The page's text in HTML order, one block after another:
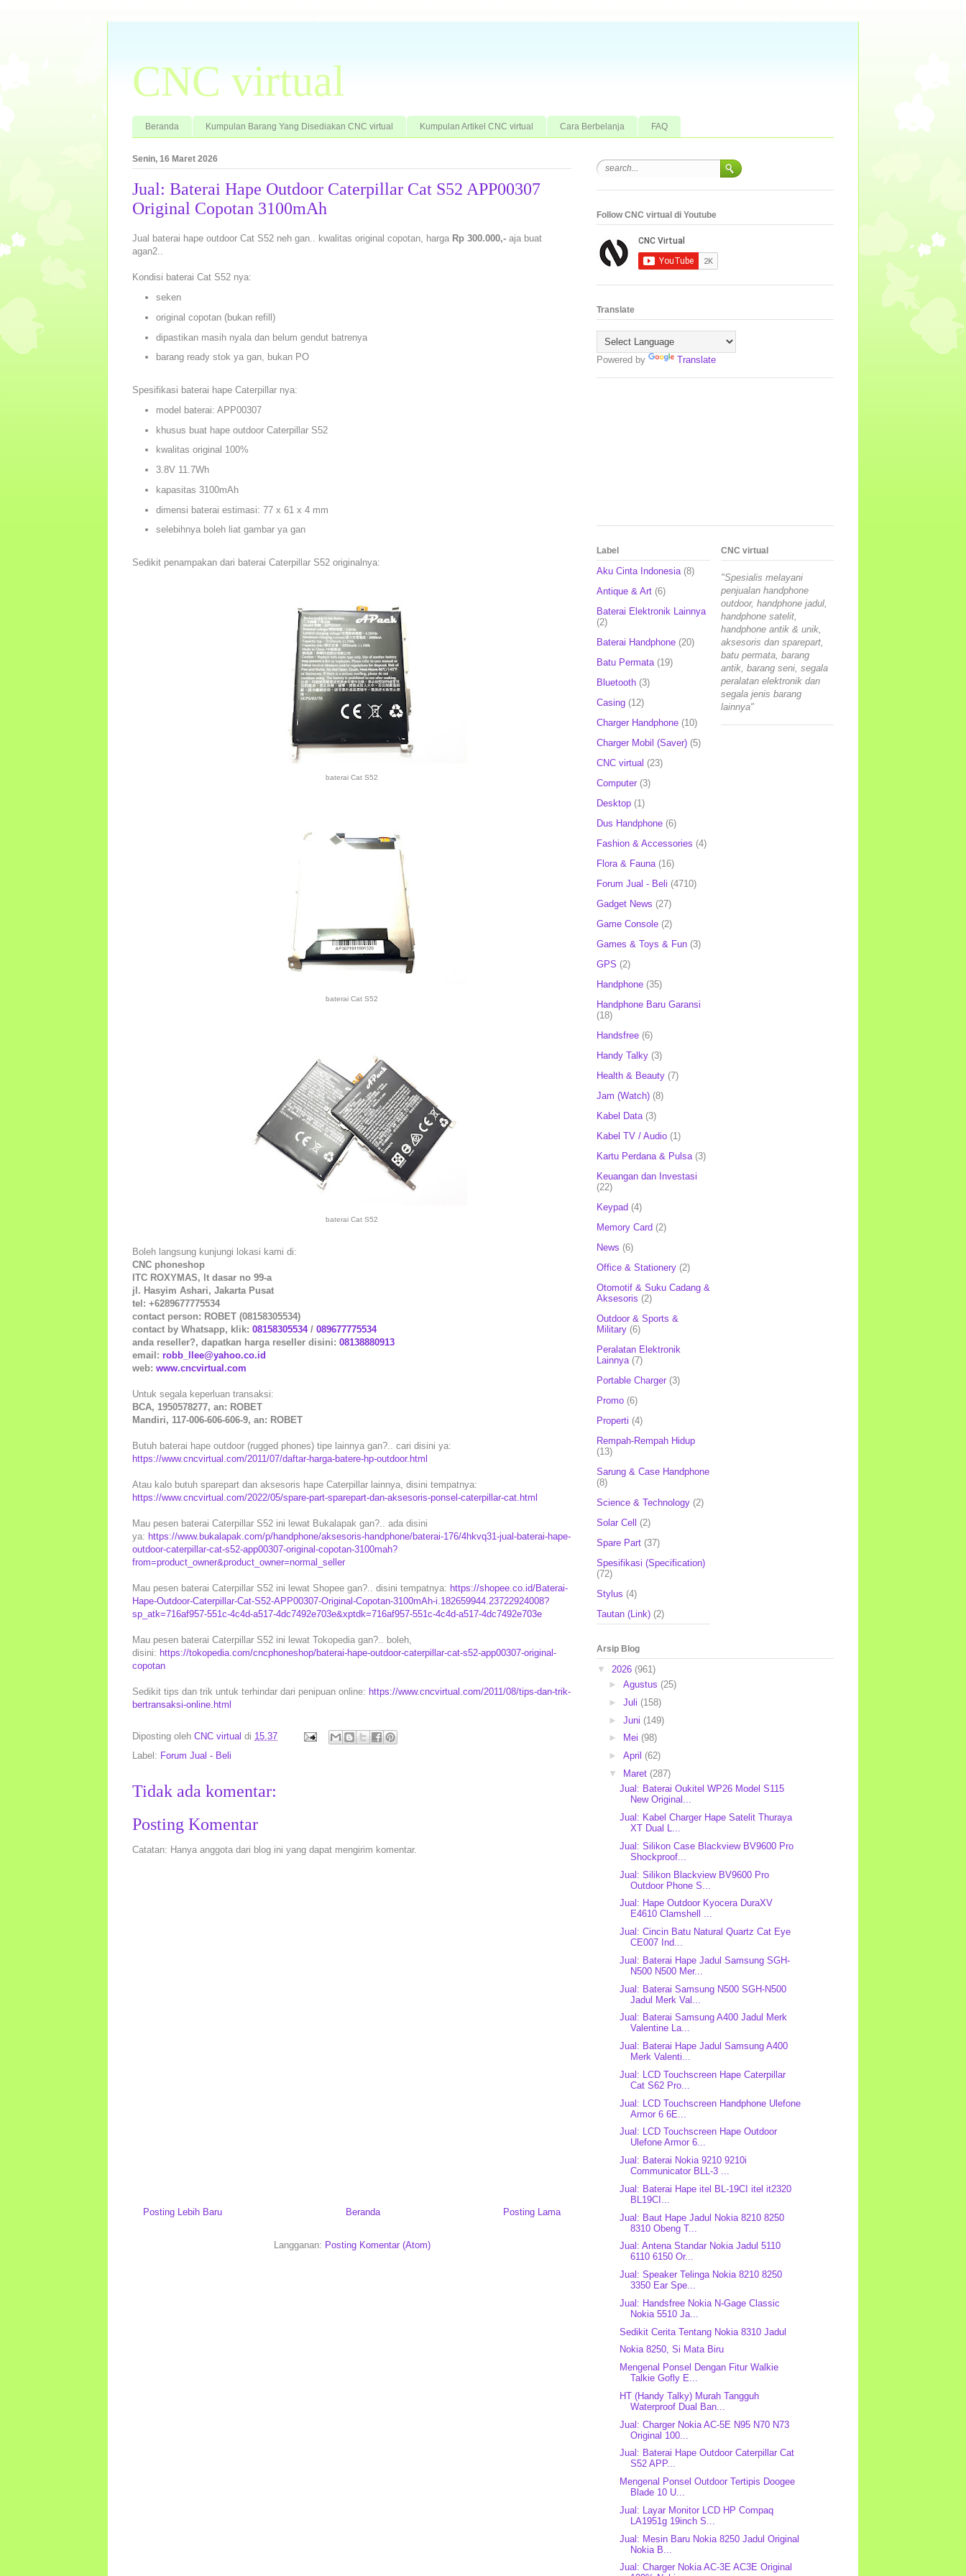
CNC virtual
Beranda Kumpulan Barang Yang Disediakan CNC virtual Kumpulan Artikel CNC virtual Cara Berbelanja FAQ
Senin, 16 Maret 2026
Jual: Baterai Hape Outdoor Caterpillar Cat S52 APP00307
Original Copotan 3100mAh
Jual baterai hape outdoor Cat S52 neh gan.. kwalitas original copotan, harga Rp 300.000,- aja buat
agan2..
Kondisi baterai Cat S52 nya:
seken
original copotan (bukan refill)
dipastikan masih nyala dan belum gendut batrenya
barang ready stok ya gan, bukan PO
Spesifikasi baterai hape Caterpillar nya:
model baterai: APP00307
khusus buat hape outdoor Caterpillar S52
kwalitas original 100%
3.8V 11.7Wh
kapasitas 3100mAh
dimensi baterai estimasi: 77 x 61 x 4 mm
selebihnya boleh liat gambar ya gan
Sedikit penampakan dari baterai Caterpillar S52 originalnya:
baterai Cat S52
baterai Cat S52
baterai Cat S52
Boleh langsung kunjungi lokasi kami di:
CNC phoneshop
ITC ROXYMAS, lt dasar no 99-a
jl. Hasyim Ashari, Jakarta Pusat
tel: +6289677775534
contact person: ROBET (08158305534)
contact by Whatsapp, klik: 08158305534/ 089677775534
anda reseller?, dapatkan harga reseller disini: 08138880913
email: robb_llee@yahoo.co.id
web: www.cncvirtual.com
Untuk segala keperluan transaksi:
BCA, 1950578277, an: ROBET
Mandiri, 117-006-606-606-9, an: ROBET
Butuh baterai hape outdoor (rugged phones) tipe lainnya gan?.. cari disini ya:
https://www.cncvirtual.com/2011/07/daftar-harga-batere-hp-outdoor.html
Atau kalo butuh sparepart dan aksesoris hape Caterpillar lainnya, disini tempatnya:
https://www.cncvirtual.com/2022/05/spare-part-sparepart-dan-aksesoris-ponsel-caterpillar-cat.html
Mau pesen baterai Caterpillar S52 ini lewat Bukalapak gan?.. ada disini
ya: https://www.bukalapak.com/p/handphone/aksesoris-handphone/baterai-176/4hkvq31-jual-baterai-hape-
outdoor-caterpillar-cat-s52-app00307-original-copotan-3100mah?
from=product_owner&product_owner=normal_seller
Mau pesen baterai Caterpillar S52 ini lewat Shopee gan?.. disini tempatnya: https://shopee.co.id/Baterai-
Hape-Outdoor-Caterpillar-Cat-S52-APP00307-Original-Copotan-3100mAh-i.182659944.23722924008?
sp_atk=716af957-551c-4c4d-a517-4dc7492e703e&xptdk=716af957-551c-4c4d-a517-4dc7492e703e
Mau pesen baterai Caterpillar S52 ini lewat Tokopedia gan?.. boleh,
disini: https://tokopedia.com/cncphoneshop/baterai-hape-outdoor-caterpillar-cat-s52-app00307-original-
copotan
Sedikit tips dan trik untuk terhindar dari penipuan online: https://www.cncvirtual.com/2011/08/tips-dan-trik-
bertransaksi-online.html
Diposting oleh CNC virtual di 15.37
Label: Forum Jual - Beli
Tidak ada komentar:
Posting Komentar
Catatan: Hanya anggota dari blog ini yang dapat mengirim komentar.
Posting Lebih Baru Posting Lama
Beranda
Langganan: Posting Komentar (Atom)
Follow CNC virtual di Youtube
Translate
Powered by Translate
Label
Aku Cinta Indonesia (8)
Antique & Art (6)
Baterai Elektronik Lainnya
(2)
Baterai Handphone (20)
Batu Permata (19)
Bluetooth (3)
Casing (12)
Charger Handphone (10)
Charger Mobil (Saver) (5)
CNC virtual (23)
Computer (3)
Desktop (1)
Dus Handphone (6)
Fashion & Accessories (4)
Flora & Fauna (16)
Forum Jual - Beli (4710)
Gadget News (27)
Game Console (2)
Games & Toys & Fun (3)
GPS (2)
Handphone (35)
Handphone Baru Garansi
(18)
Handsfree (6)
Handy Talky (3)
Health & Beauty (7)
Jam (Watch) (8)
Kabel Data (3)
Kabel TV / Audio (1)
Kartu Perdana & Pulsa (3)
Keuangan dan Investasi
(22)
Keypad (4)
Memory Card (2)
News (6)
Office & Stationery (2)
Otomotif & Suku Cadang &
Aksesoris (2)
Outdoor & Sports &
Military (6)
Peralatan Elektronik
Lainnya (7)
Portable Charger (3)
Promo (6)
Properti (4)
Rempah-Rempah Hidup
(13)
Sarung & Case Handphone
(8)
Science & Technology (2)
Solar Cell (2)
Spare Part (37)
Spesifikasi (Specification)
(72)
Stylus (4)
Tautan (Link) (2)
CNC virtual
"Spesialis melayani
penjualan handphone
outdoor, handphone jadul,
handphone satelit,
handphone antik & unik,
aksesoris dan sparepart,
batu permata, barang
antik, barang seni, segala
peralatan elektronik dan
segala jenis barang
lainnya"
Arsip Blog
▼ 2026 (961)
► Agustus (25)
► Juli (158)
► Juni (149)
►
Mei (98)
► April (62)
▼
Maret (287)
Jual: Baterai Oukitel WP26 Model S115
New Original...
Jual: Kabel Charger Hape Satelit Thuraya
XT Dual L...
Jual: Silikon Case Blackview BV9600 Pro
Shockproof...
Jual: Silikon Blackview BV9600 Pro
Outdoor Phone S...
Jual: Hape Outdoor Kyocera DuraXV
E4610 Clamshell ...
Jual: Cincin Batu Natural Quartz Cat Eye
CE007 Ind...
Jual: Baterai Hape Jadul Samsung SGH-
N500 N500 Mer...
Jual: Baterai Samsung N500 SGH-N500
Jadul Merk Val...
Jual: Baterai Samsung A400 Jadul Merk
Valentine La...
Jual: Baterai Hape Jadul Samsung A400
Merk Valenti...
Jual: LCD Touchscreen Hape Caterpillar
Cat S62 Pro...
Jual: LCD Touchscreen Handphone Ulefone
Armor 6 6E...
Jual: LCD Touchscreen Hape Outdoor
Ulefone Armor 6...
Jual: Baterai Nokia 9210 9210i
Communicator BLL-3 ...
Jual: Baterai Hape itel BL-19CI itel it2320
BL19CI...
Jual: Baut Hape Jadul Nokia 8210 8250
8310 Obeng T...
Jual: Antena Standar Nokia Jadul 5110
6110 6150 Or...
Jual: Speaker Telinga Nokia 8210 8250
3350 Ear Spe...
Jual: Handsfree Nokia N-Gage Classic
Nokia 5510 Ja...
Sedikit Cerita Tentang Nokia 8310 Jadul
Nokia 8250, Si Mata Biru
Mengenal Ponsel Dengan Fitur Walkie
Talkie Gofly E...
HT (Handy Talky) Murah Tangguh
Waterproof Dual Ban...
Jual: Charger Nokia AC-5E N95 N70 N73
Original 100...
Jual: Baterai Hape Outdoor Caterpillar Cat
S52 APP...
Mengenal Ponsel Outdoor Tertipis Doogee
Blade 10 U...
Jual: Layar Monitor LCD HP Compaq
LA1951g 19inch S...
Jual: Mesin Baru Nokia 8250 Jadul Original
Nokia B...
Jual: Charger Nokia AC-3E AC3E Original